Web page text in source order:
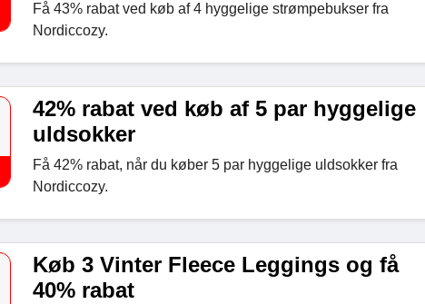
Få 43% rabat ved køb af 4 hyggelige strømpebukser fra
Nordiccozy.
42% rabat ved køb af 5 par hyggelige
uldsokker
Få 42% rabat, når du køber 5 par hyggelige uldsokker fra
Nordiccozy.
Køb 3 Vinter Fleece Leggings og få
40% rabat